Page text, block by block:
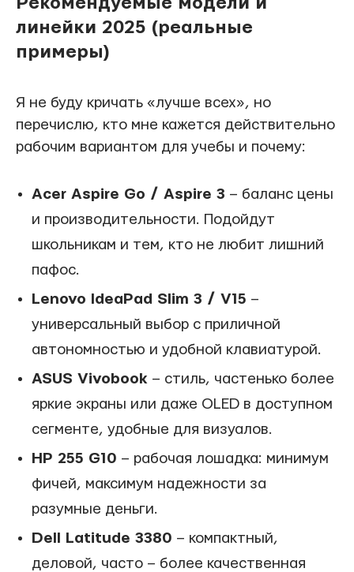
линейки 2025 (реальные
примеры)
Я не буду кричать «лучше всех», но
перечислю, кто мне кажется действительно
рабочим вариантом для учебы и почему:
Acer Aspire Go / Aspire 3 – баланс цены
и производительности. Подойдут
школьникам и тем, кто не любит лишний
пафос.
Lenovo IdeaPad Slim 3 / V15 –
универсальный выбор с приличной
автономностью и удобной клавиатурой.
ASUS Vivobook – стиль, частенько более
яркие экраны или даже OLED в доступном
сегменте, удобные для визуалов.
HP 255 G10 – рабочая лошадка: минимум
фичей, максимум надежности за
разумные деньги.
Dell Latitude 3380 – компактный,
деловой, часто – более качественная